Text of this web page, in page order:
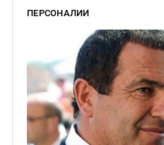
ПЕРСОНАЛИИ